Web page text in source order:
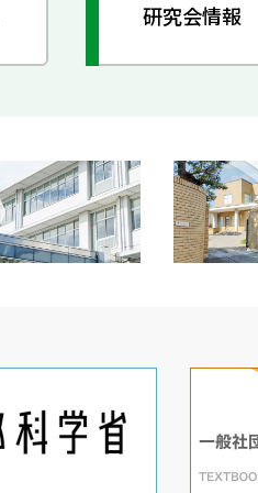
研究会情報